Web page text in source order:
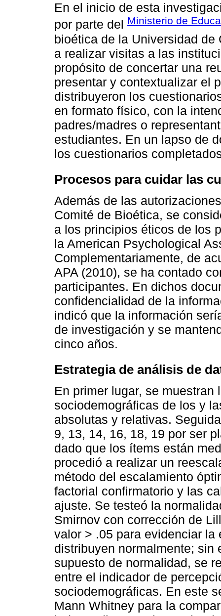
En el inicio de esta
por parte del Ministerio de
bioética de la Universidad
a realizar visitas a las
propósito de concertar una
presentar y contextualizar el
distribuyeron los
en formato físico, con la
padres/madres o
estudiantes. En un lapso de
los cuestionarios
Procesos para cuidar las
Además de las
Comité de Bioética, se
a los principios éticos de los
la American Psychological
Complementariamente, de
APA (2010), se ha contado
participantes. En dichos
confidencialidad de la
indicó que la información
de investigación y se
cinco años.
Estrategia de análisis de
En primer lugar, se
sociodemográficas de los y
absolutas y relativas.
9, 13, 14, 16, 18, 19 por ser
dado que los ítems están
procedió a realizar un
método del escalamiento
factorial confirmatorio y las
ajuste. Se testeó la
Smirnov con corrección de
valor > .05 para evidenciar
distribuyen normalmente; sin
supuesto de normalidad, se
entre el indicador de
sociodemográficas. En este
Mann Whitney para la